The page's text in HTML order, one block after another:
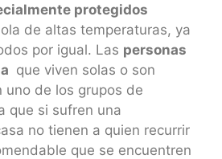
protegidos
de altas temperaturas, ya
por igual. Las personas
que viven solas o son
uno de los grupos de
que si sufren una
no tienen a quien recurrir
que se encuentren